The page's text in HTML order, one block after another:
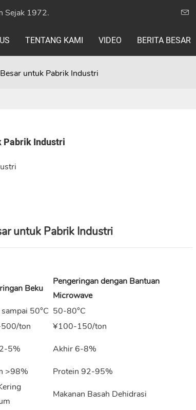
Sejak 1972.
TENTANG KAMI VIDEO BERITA BESAR
untuk Pabrik Industri
Pabrik Industri
untuk Pabrik Industri
Beku
Pengeringan dengan Bantuan
Microwave
50°C 50-80°C
ton
¥100-150/ton
5%
Akhir 6-8%
>98%
Protein 92-95%
Makanan Basah Dehidrasi